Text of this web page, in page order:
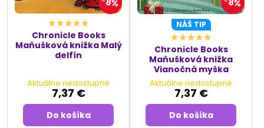
Chronicle Books
Maňušková knižka Malý
delfín
Aktuálne nedostupné
7,37 €
Do košíka
NÁŠ TIP
Chronicle Books
Maňušková knižka
Vianočná myška
Aktuálne nedostupné
7,37 €
Do košíka